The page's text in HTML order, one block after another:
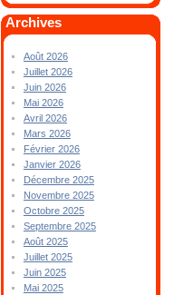
Archives
Août 2026
Juillet 2026
Juin 2026
Mai 2026
Avril 2026
Mars 2026
Février 2026
Janvier 2026
Décembre 2025
Novembre 2025
Octobre 2025
Septembre 2025
Août 2025
Juillet 2025
Juin 2025
Mai 2025